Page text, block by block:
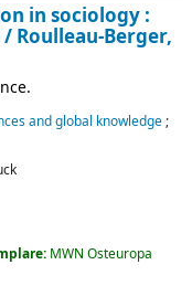
in sociology :
/ Roulleau-Berger,
and global knowledge;
MWN Osteuropa